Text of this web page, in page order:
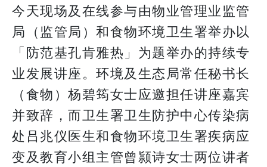
今天现场及在线参与由物业管理业监管
局（监管局）和食物环境卫生署举办以
「防范基孔肯雅热」为题举办的持续专
业发展讲座。环境及生态局常任秘书长
（食物）杨碧筠女士应邀担任讲座嘉宾
并致辞，而卫生署卫生防护中心传染病
处吕兆仪医生和食物环境卫生署疾病应
变及教育小组主管曾颕诗女士两位讲者